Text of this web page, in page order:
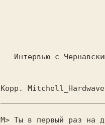
М> Ты в первый раз на